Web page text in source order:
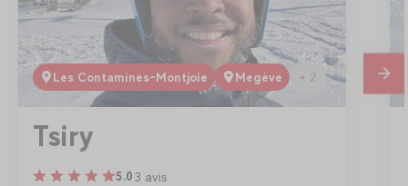
Les Contamines-Montjoie Megève + 2
Tsiry
5.03 avis
En